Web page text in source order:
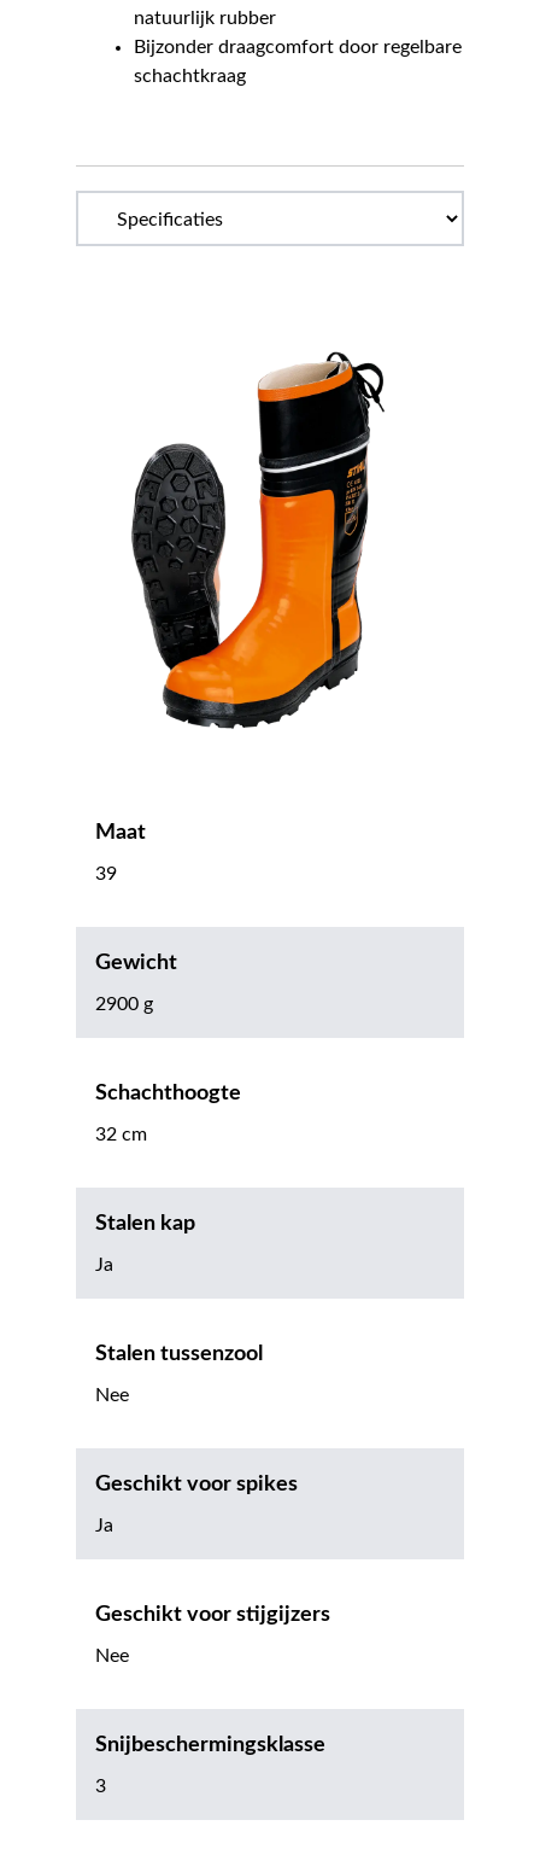
natuurlijk rubber
Bijzonder draagcomfort door regelbare
schachtkraag
Maat
39
Gewicht
2900 g
Schachthoogte
32 cm
Stalen kap
Ja
Stalen tussenzool
Nee
Geschikt voor spikes
Ja
Geschikt voor stijgijzers
Nee
Snijbeschermingsklasse
3